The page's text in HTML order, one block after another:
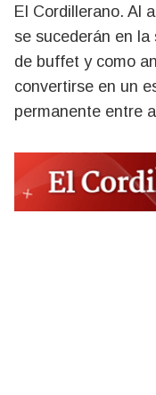
El Cordillerano. Al
se sucederán en la
de buffet y como
convertirse en un
permanente entre